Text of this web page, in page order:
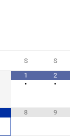
S
S
1
•
2
•
8 9